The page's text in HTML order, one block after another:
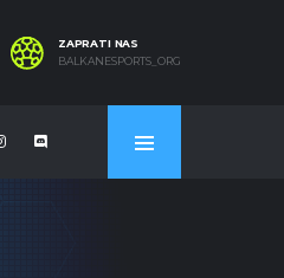
ZAPRATI NAS
BALKANESPORTS_ORG